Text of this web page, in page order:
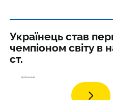
Українець став
чемпіоном світу в
ст.
детальніше